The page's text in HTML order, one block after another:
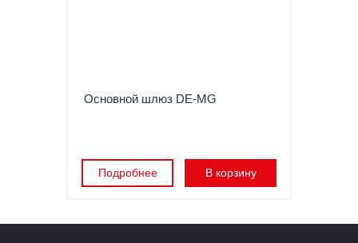
Основной шлюз DE-MG
Подробнее В корзину